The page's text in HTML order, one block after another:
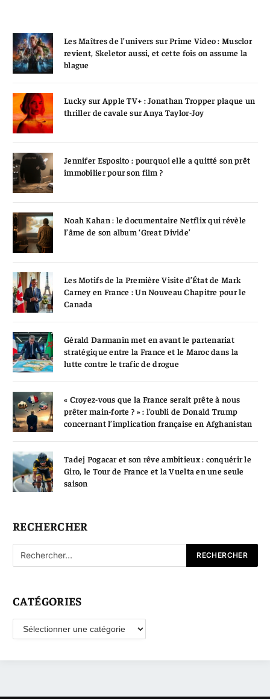
Les Maîtres de l’univers sur Prime Video : Musclor
revient, Skeletor aussi, et cette fois on assume la
blague
Lucky sur Apple TV+ : Jonathan Tropper plaque un
thriller de cavale sur Anya Taylor-Joy
Jennifer Esposito : pourquoi elle a quitté son prêt
immobilier pour son film ?
Noah Kahan : le documentaire Netflix qui révèle
l’âme de son album ‘Great Divide’
Les Motifs de la Première Visite d’État de Mark
Carney en France : Un Nouveau Chapitre pour le
Canada
Gérald Darmanin met en avant le partenariat
stratégique entre la France et le Maroc dans la
lutte contre le trafic de drogue
« Croyez-vous que la France serait prête à nous
prêter main-forte ? » : l’oubli de Donald Trump
concernant l’implication française en Afghanistan
Tadej Pogacar et son rêve ambitieux : conquérir le
Giro, le Tour de France et la Vuelta en une seule
saison
RECHERCHER
CATÉGORIES
Catégories